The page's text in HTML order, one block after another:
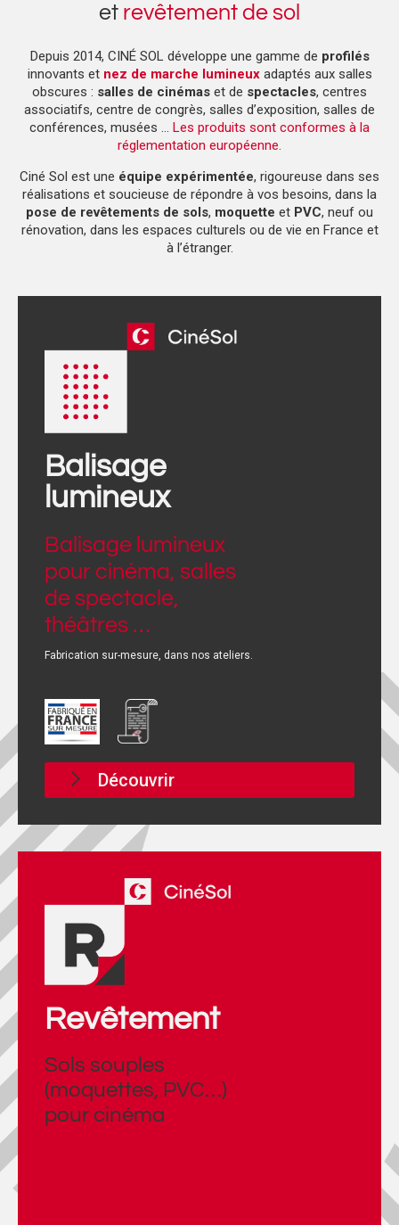
et revêtement de sol
Depuis 2014, CINÉ SOL développe une gamme de profilés
innovants et nez de marche lumineux adaptés aux salles
obscures : salles de cinémas et de spectacles, centres
associatifs, centre de congrès, salles d’exposition, salles de
conférences, musées … Les produits sont conformes à la
réglementation européenne.
Ciné Sol est une équipe expérimentée, rigoureuse dans ses
réalisations et soucieuse de répondre à vos besoins, dans la
pose de revêtements de sols, moquette et PVC, neuf ou
rénovation, dans les espaces culturels ou de vie en France et
à l’étranger.
Balisage
lumineux
Balisage lumineux
pour cinéma, salles
de spectacle,
théâtres …
Fabrication sur-mesure, dans nos ateliers.
Découvrir
Revêtement
Sols souples
(moquettes, PVC…)
pour cinéma